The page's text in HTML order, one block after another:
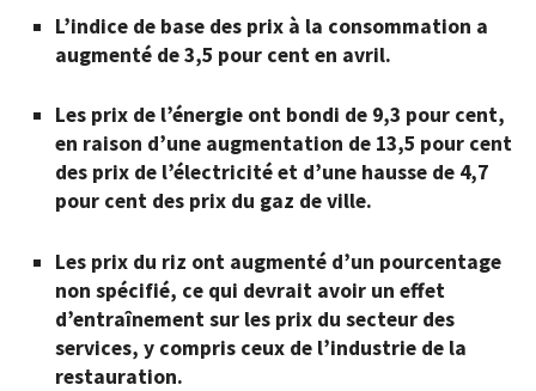
L’indice de base des prix à la consommation a
augmenté de 3,5 pour cent en avril.
Les prix de l’énergie ont bondi de 9,3 pour cent,
en raison d’une augmentation de 13,5 pour cent
des prix de l’électricité et d’une hausse de 4,7
pour cent des prix du gaz de ville.
Les prix du riz ont augmenté d’un pourcentage
non spécifié, ce qui devrait avoir un effet
d’entraînement sur les prix du secteur des
services, y compris ceux de l’industrie de la
restauration.